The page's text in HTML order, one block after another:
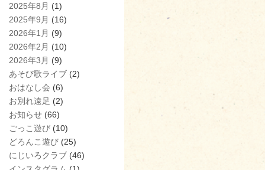
2025年8月 (1)
2025年9月 (16)
2026年1月 (9)
2026年2月 (10)
2026年3月 (9)
あそび歌ライブ (2)
おはなし会 (6)
お別れ遠足 (2)
お知らせ (66)
ごっこ遊び (10)
どろんこ遊び (25)
にじいろクラブ (46)